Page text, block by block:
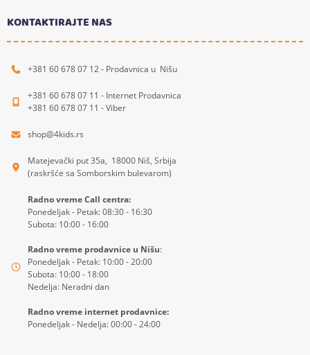
KONTAKTIRAJTE NAS
+381 60 678 07 12 - Prodavnica u Nišu
+381 60 678 07 11 - Internet Prodavnica
+381 60 678 07 11 - Viber
shop@4kids.rs
Matejevački put 35a, 18000 Niš, Srbija
(raskršće sa Somborskim bulevarom)
Radno vreme Call centra:
Ponedeljak - Petak: 08:30 - 16:30
Subota: 10:00 - 16:00
Radno vreme prodavnice u Nišu:
Ponedeljak - Petak: 10:00 - 20:00
Subota: 10:00 - 18:00
Nedelja: Neradni dan
Radno vreme internet prodavnice:
Ponedeljak - Nedelja: 00:00 - 24:00